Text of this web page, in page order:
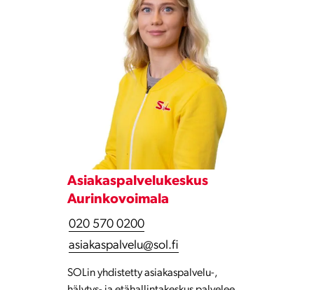
Asiakaspalvelukeskus
Aurinkovoimala
020 570 0200
asiakaspalvelu@sol.fi
SOLin yhdistetty asiakaspalvelu-,